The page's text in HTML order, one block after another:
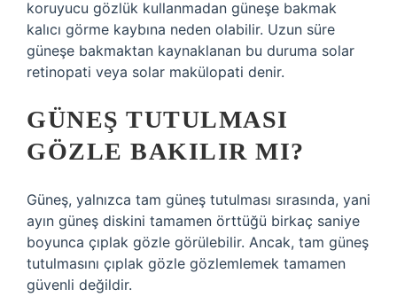
koruyucu gözlük kullanmadan güneşe bakmak
kalıcı görme kaybına neden olabilir. Uzun süre
güneşe bakmaktan kaynaklanan bu duruma solar
retinopati veya solar makülopati denir.
GÜNEŞ TUTULMASI
GÖZLE BAKILIR MI?
Güneş, yalnızca tam güneş tutulması sırasında, yani
ayın güneş diskini tamamen örttüğü birkaç saniye
boyunca çıplak gözle görülebilir. Ancak, tam güneş
tutulmasını çıplak gözle gözlemlemek tamamen
güvenli değildir.